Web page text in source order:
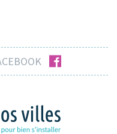
facebook